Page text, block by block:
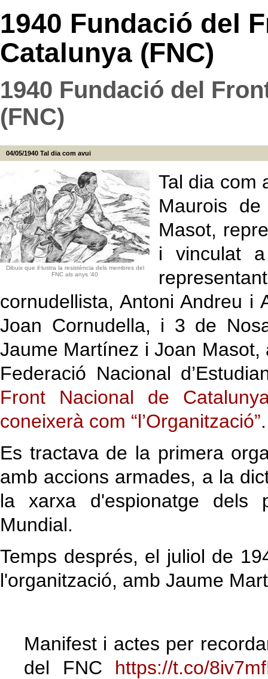
1940 Fundació del
Catalunya (FNC)
1940 Fundació del
(FNC)
04/05/1940 Tal dia com avui
Dibuix que il·lustra la resistència dels membres del
FNC als anys '40
Tal dia com
Maurois
Masot,
i vinculat
cornudellista, Antoni Andreu i
Joan Cornudella, i 3 de
Jaume Martínez i Joan
Federació Nacional
Front Nacional de
coneixerà com “l’Organització”.
Es tractava de la primera
amb accions armades, a la
la xarxa d'espionatge
Mundial.
Temps després, el juliol de
l'organització, amb Jaume
Manifest i actes per
del FNC https://t.co/